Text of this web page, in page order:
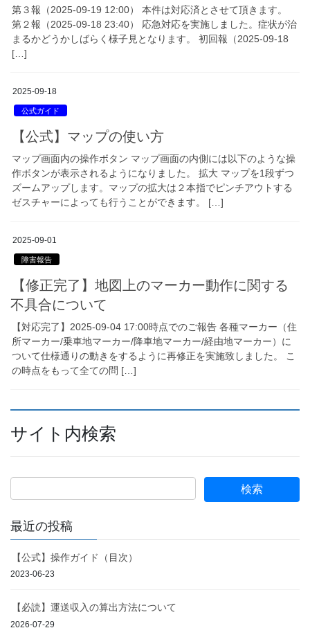
第３報（2025-09-19 12:00） 本件は対応済とさせて頂きます。
第２報（2025-09-18 23:40） 応急対応を実施しました。症状が治
まるかどうかしばらく様子見となります。 初回報（2025-09-18
[…]
2025-09-18
公式ガイド
【公式】マップの使い方
マップ画面内の操作ボタン マップ画面の内側には以下のような操
作ボタンが表示されるようになりました。 拡大 マップを1段ずつ
ズームアップします。マップの拡大は２本指でピンチアウトする
ゼスチャーによっても行うことができます。 […]
2025-09-01
障害報告
【修正完了】地図上のマーカー動作に関する
不具合について
【対応完了】2025-09-04 17:00時点でのご報告 各種マーカー（住
所マーカー/乗車地マーカー/降車地マーカー/経由地マーカー）に
ついて仕様通りの動きをするように再修正を実施致しました。 こ
の時点をもって全ての問 […]
サイト内検索
最近の投稿
【公式】操作ガイド（目次）
2023-06-23
【必読】運送収入の算出方法について
2026-07-29